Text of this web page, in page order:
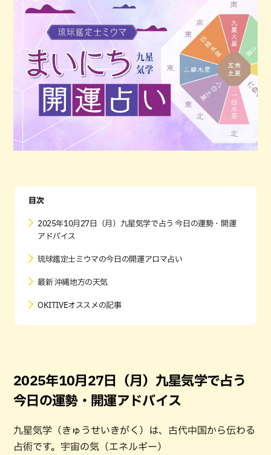
目次
2025年10月27日（月）九星気学で占う 今日の運勢・開運
アドバイス
琉球鑑定士ミウマの今日の開運アロマ占い
最新 沖縄地方の天気
OKITIVEオススメの記事
2025年10月27日（月）九星気学で占う
今日の運勢・開運アドバイス
九星気学（きゅうせいきがく）は、古代中国から伝わる
占術です。宇宙の気（エネルギー）